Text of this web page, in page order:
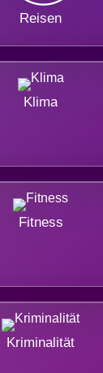
Reisen
Klima
Fitness
Kriminalität